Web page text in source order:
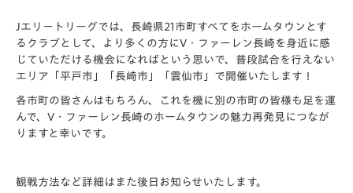
Jエリートリーグでは、長崎県21市町すべてをホームタウンとす
るクラブとして、より多くの方にV・ファーレン長崎を身近に感
じていただける機会になればという思いで、普段試合を行えない
エリア 「平戸市」「長崎市」「雲仙市」 で開催いたします！
各市町の皆さんはもちろん、これを機に別の市町の皆様も足を運
んで、V・ファーレン長崎のホームタウンの魅力再発見につなが
りますと幸いです。
観戦方法など詳細はまた後日お知らせいたします。